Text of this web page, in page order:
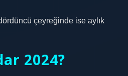
çeyreğinde ise aylık
2024?